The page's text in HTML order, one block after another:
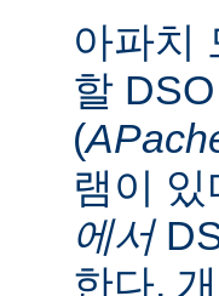
아파치
할
(
램이
에서
한다.